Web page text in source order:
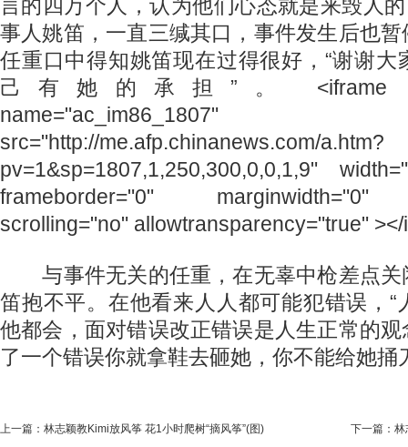
言的四万个人，认为他们心态就是来毁人
事人姚笛，一直三缄其口，事件发生后也
任重口中得知姚笛现在过得很好，“谢谢大
己有她的承担”。 <iframe
name="ac_im86_1807"
src="http://me.afp.chinanews.com/a.htm?
pv=1&sp=1807,1,250,300,0,0,1,9"
frameborder="0" marginwidth="0"
scrolling="no" allowtransparency="true"
与事件无关的任重，在无辜中枪差点关
笛抱不平。在他看来人人都可能犯错误，“
他都会，面对错误改正错误是人生正常的
了一个错误你就拿鞋去砸她，你不能给她捅
上一篇： 林志颖教Kimi放风筝 花1小时爬树“摘风筝”(图) 下一篇： 林